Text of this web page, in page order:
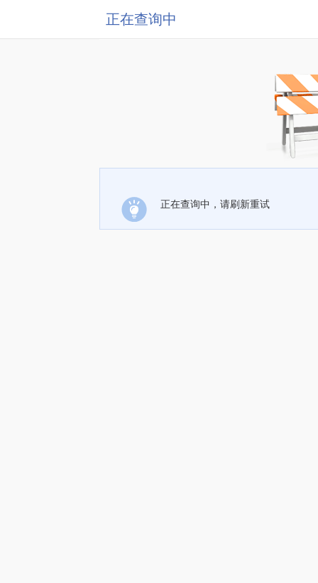
正在查询中
正在查询中，请刷新重试